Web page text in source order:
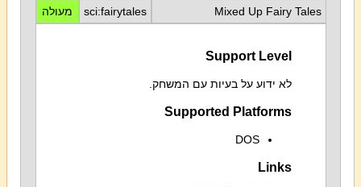
Mixed Up Fairy Tales
sci:fairytales מעולה
Support Level
לא ידוע על בעיות עם המשחק.
Supported Platforms
DOS
Links